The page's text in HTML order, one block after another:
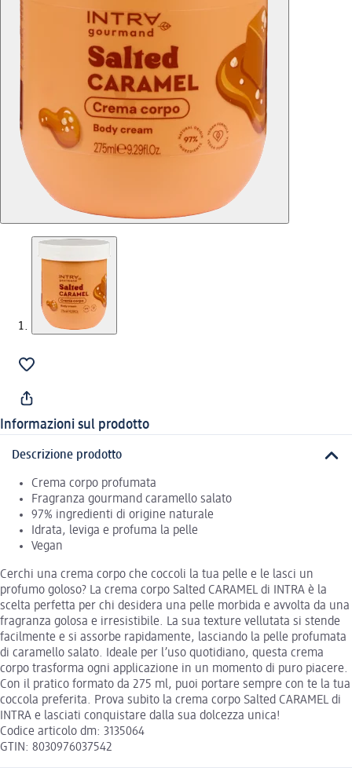
Informazioni sul prodotto
Descrizione prodotto
Crema corpo profumata
Fragranza gourmand caramello salato
97% ingredienti di origine naturale
Idrata, leviga e profuma la pelle
Vegan
Cerchi una crema corpo che coccoli la tua pelle e le lasci un
profumo goloso? La crema corpo Salted CARAMEL di INTRA è la
scelta perfetta per chi desidera una pelle morbida e avvolta da una
fragranza golosa e irresistibile. La sua texture vellutata si stende
facilmente e si assorbe rapidamente, lasciando la pelle profumata
di caramello salato. Ideale per l’uso quotidiano, questa crema
corpo trasforma ogni applicazione in un momento di puro piacere.
Con il pratico formato da 275 ml, puoi portare sempre con te la tua
coccola preferita. Prova subito la crema corpo Salted CARAMEL di
INTRA e lasciati conquistare dalla sua dolcezza unica!
Codice articolo dm: 3135064
GTIN: 8030976037542